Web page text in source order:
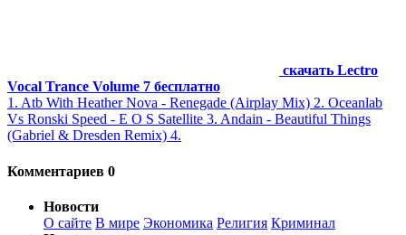
скачать Lectro
Vocal Trance Volume 7 бесплатно
1. Atb With Heather Nova - Renegade (Airplay Mix) 2. Oceanlab
Vs Ronski Speed - E O S Satellite 3. Andain - Beautiful Things
(Gabriel & Dresden Remix) 4.
Комментариев 0
Новости
О сайте В мире Экономика Религия Криминал